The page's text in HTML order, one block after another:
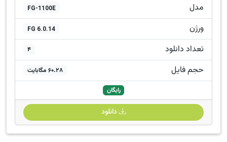
مدل FG-1100E
ورژن FG 6.0.14
تعداد دانلود 4
حجم فایل 60.28 مگابایت
رایگان
دانلود